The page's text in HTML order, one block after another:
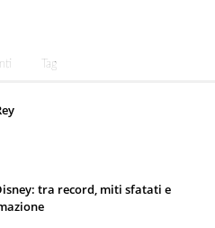
Tag
tra record, miti sfatati e